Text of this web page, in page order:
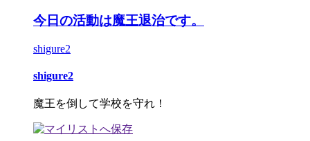
今日の活動は魔王退治です。
shigure2
shigure2
魔王を倒して学校を守れ！